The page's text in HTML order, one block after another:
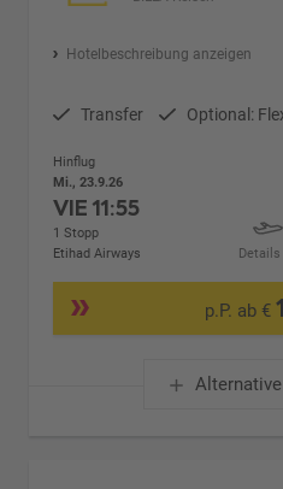
Hotelbeschreibung anzeigen
Transfer Optional:
Hinflug
Mi., 23.9.26
VIE11:55
1 Stopp
Etihad Airways
Details
p.P. ab €